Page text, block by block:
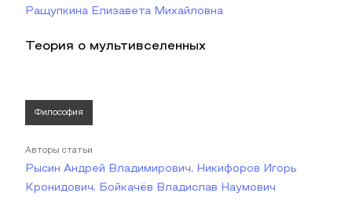
Ращупкина Елизавета Михайловна
Теория о мультивселенных
Философия
Авторы статьи
Рысин Андрей Владимирович, Никифоров Игорь
Кронидович, Бойкачёв Владислав Наумович